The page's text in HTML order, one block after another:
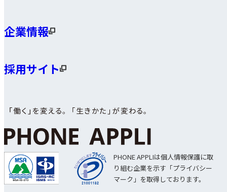
企業情報
採用サイト
PHONE APPLIは個人情報保護に取
り組む企業を示す「プライバシー
マーク」を取得しております。